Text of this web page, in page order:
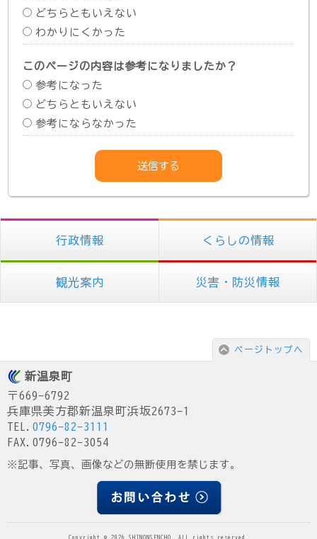
どちらともいえない
わかりにくかった
このページの内容は参考になりましたか？
参考になった
どちらともいえない
参考にならなかった
行政情報 くらしの情報
観光案内 災害・防災情報
ページトップへ
新温泉町
〒669-6792
兵庫県美方郡新温泉町浜坂2673-1
TEL. 0796-82-3111
FAX.0796-82-3054
※記事、写真、画像などの無断使用を禁じます。
Copyright © 2026 SHINONSENCHO. All rights reserved.